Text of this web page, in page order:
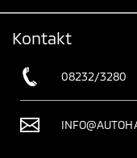
Kontakt
08232/3280